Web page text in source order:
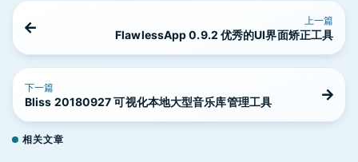
上一篇
FlawlessApp 0.9.2 优秀的UI界面矫正工具
下一篇
Bliss 20180927 可视化本地大型音乐库管理工具
相关文章